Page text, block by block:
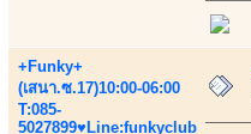
+Funky+
(เสนา.ซ.17)10:00-06:00
T:085-
5027899♥Line:funkyclub